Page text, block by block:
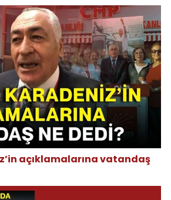
açıklamalarına vatandaş